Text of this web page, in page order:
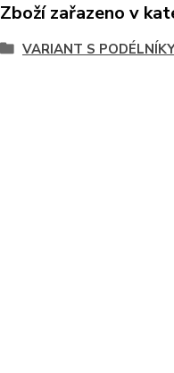
Zboží zařazeno v
VARIANT S